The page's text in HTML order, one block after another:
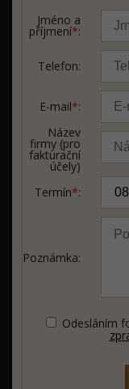
Jméno a
příjmení*:
Telefon:
E-mail*:
Název
firmy (pro
fakturační
účely)
Termín*:
Poznámka:
Odesláním